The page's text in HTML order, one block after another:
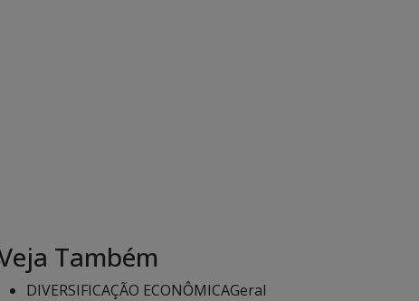
Também
DIVERSIFICAÇÃO ECONÔMICAGeral